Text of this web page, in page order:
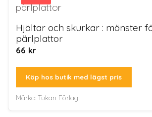
Hjältar och skurkar : mönster
pärlplattor
66 kr
Köp hos butik med lägst pris
Märke: Tukan Förlag